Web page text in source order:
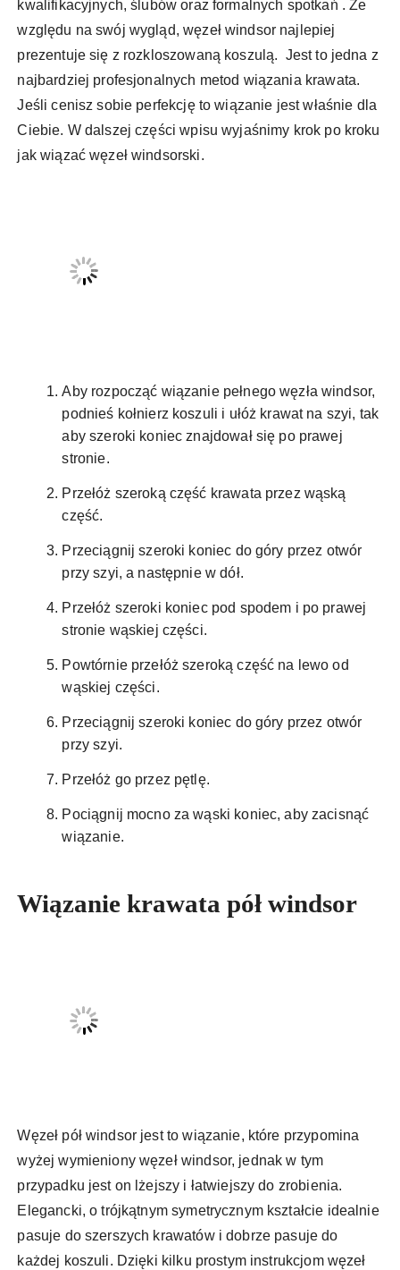
kwalifikacyjnych, ślubów oraz formalnych spotkań . Ze
względu na swój wygląd, węzeł windsor najlepiej
prezentuje się z rozkloszowaną koszulą. Jest to jedna z
najbardziej profesjonalnych metod wiązania krawata.
Jeśli cenisz sobie perfekcję to wiązanie jest właśnie dla
Ciebie. W dalszej części wpisu wyjaśnimy krok po kroku
jak wiązać węzeł windsorski.
Aby rozpocząć wiązanie pełnego węzła windsor,
podnieś kołnierz koszuli i ułóż krawat na szyi, tak
aby szeroki koniec znajdował się po prawej
stronie.
Przełóż szeroką część krawata przez wąską
część.
Przeciągnij szeroki koniec do góry przez otwór
przy szyi, a następnie w dół.
Przełóż szeroki koniec pod spodem i po prawej
stronie wąskiej części.
Powtórnie przełóż szeroką część na lewo od
wąskiej części.
Przeciągnij szeroki koniec do góry przez otwór
przy szyi.
Przełóż go przez pętlę.
Pociągnij mocno za wąski koniec, aby zacisnąć
wiązanie.
Wiązanie krawata pół windsor
Węzeł pół windsor jest to wiązanie, które przypomina
wyżej wymieniony węzeł windsor, jednak w tym
przypadku jest on lżejszy i łatwiejszy do zrobienia.
Elegancki, o trójkątnym symetrycznym kształcie idealnie
pasuje do szerszych krawatów i dobrze pasuje do
każdej koszuli. Dzięki kilku prostym instrukcjom węzeł